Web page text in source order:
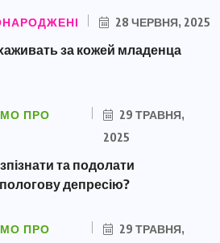
28 ЧЕРВНЯ, 2025
за кожей младенца
ПРО
29 ТРАВНЯ,
2025
та подолати
депресію?
ПРО
29 ТРАВНЯ,